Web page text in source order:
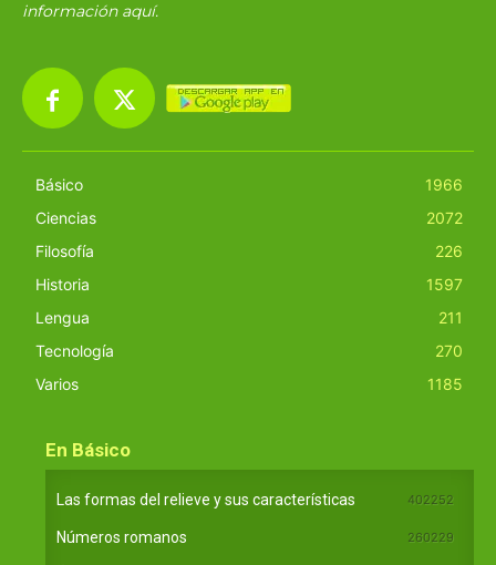
información aquí.
Básico
1966
Ciencias
2072
Filosofía
226
Historia
1597
Lengua
211
Tecnología
270
Varios
1185
En Básico
Las formas del relieve y sus características 402252
Números romanos 260229